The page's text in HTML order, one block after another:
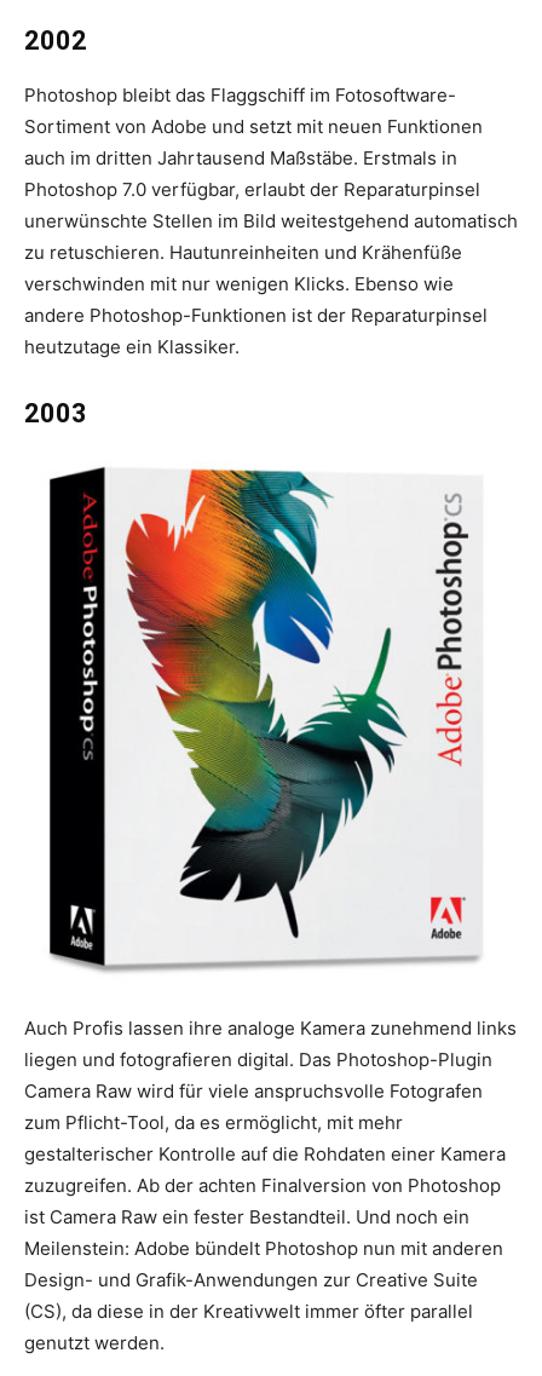
2002
Photoshop bleibt das Flaggschiff im Fotosoftware-
Sortiment von Adobe und setzt mit neuen Funktionen
auch im dritten Jahrtausend Maßstäbe. Erstmals in
Photoshop 7.0 verfügbar, erlaubt der Reparaturpinsel
unerwünschte Stellen im Bild weitestgehend automatisch
zu retuschieren. Hautunreinheiten und Krähenfüße
verschwinden mit nur wenigen Klicks. Ebenso wie
andere Photoshop-Funktionen ist der Reparaturpinsel
heutzutage ein Klassiker.
2003
Auch Profis lassen ihre analoge Kamera zunehmend links
liegen und fotografieren digital. Das Photoshop-Plugin
Camera Raw wird für viele anspruchsvolle Fotografen
zum Pflicht-Tool, da es ermöglicht, mit mehr
gestalterischer Kontrolle auf die Rohdaten einer Kamera
zuzugreifen. Ab der achten Finalversion von Photoshop
ist Camera Raw ein fester Bestandteil. Und noch ein
Meilenstein: Adobe bündelt Photoshop nun mit anderen
Design- und Grafik-Anwendungen zur Creative Suite
(CS), da diese in der Kreativwelt immer öfter parallel
genutzt werden.